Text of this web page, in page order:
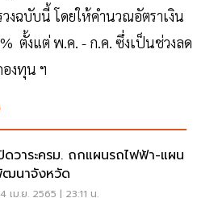
งฉบับนี้ โดยให้คำนวณอัตราเงิน
ตั้งแต่ พ.ค. - ก.ค. ซึ่งเป็นช่วงลด
องทุน ฯ
ดวาระครม. ถกแผนรถไฟฟ้า-แผน
นาจังหวัด
เม.ย. 2565 | 23:11 น.